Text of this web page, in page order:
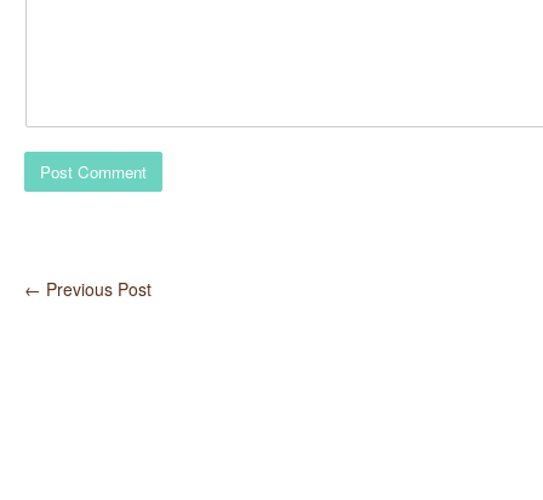
← Previous Post